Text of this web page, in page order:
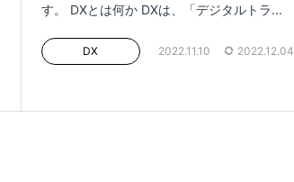
す。 DXとは何か DXは、「デジタルトラ...
DX 2022.11.10 2022.12.04